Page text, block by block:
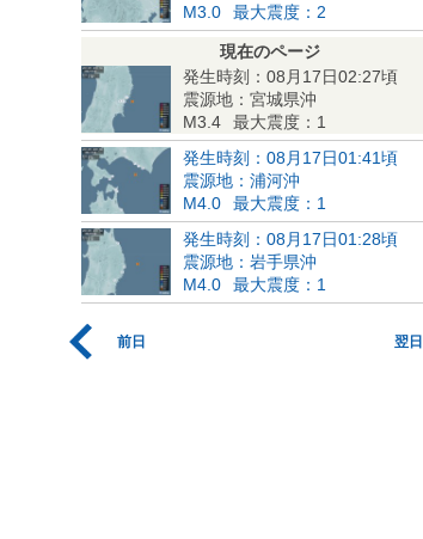
M3.0
最大震度：2
現在のページ
発生時刻：08月17日02:27頃
震源地：宮城県沖
M3.4
最大震度：1
発生時刻：08月17日01:41頃
震源地：浦河沖
M4.0
最大震度：1
発生時刻：08月17日01:28頃
震源地：岩手県沖
M4.0
最大震度：1
前日 翌日